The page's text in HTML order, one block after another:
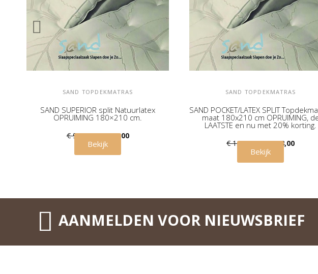
SAND TOPDEKMATRAS
SAND SUPERIOR split Natuurlatex
OPRUIMING 180×210 cm.
€ 999,00 € 798,00
Bekijk
SAND TOPDEKMATRAS
SAND POCKET/LATEX SPLIT
maat 180x210 cm OPRUIMING,
LAATSTE en nu met 20% korting.
€ 1.299,00 € 998,00
Bekijk
AANMELDEN VOOR NIEUWSBRIEF